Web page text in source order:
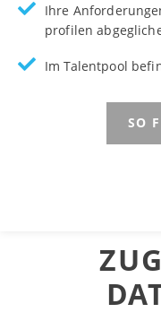
Ihre
profilen
Im Talentpool
SO